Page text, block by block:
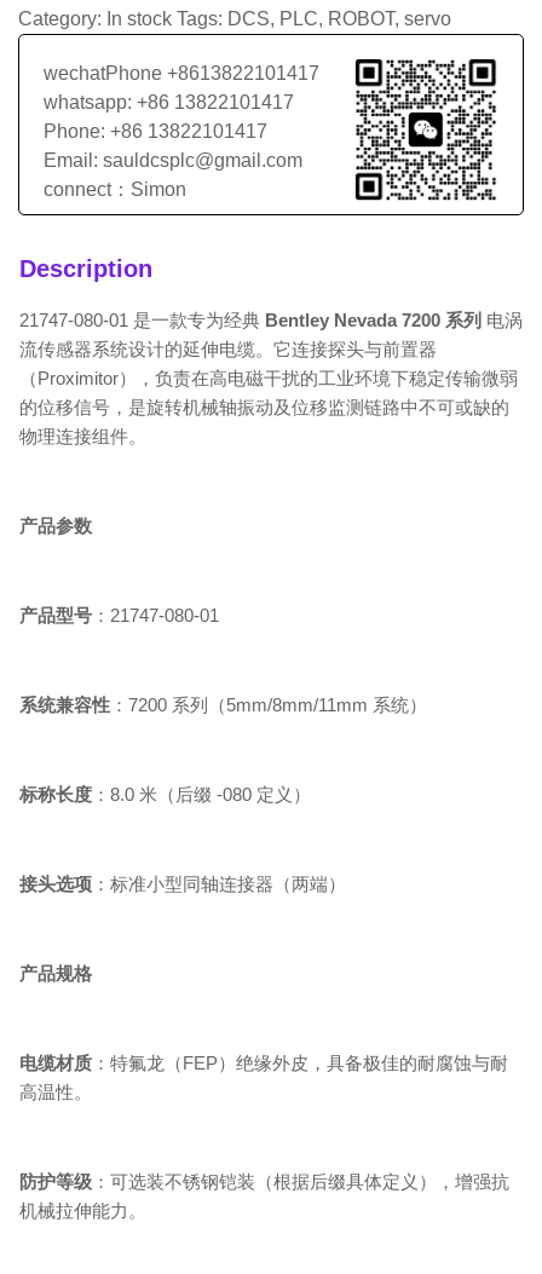
Category: In stock Tags: DCS, PLC, ROBOT, servo
wechatPhone +8613822101417
whatsapp: +86 13822101417
Phone: +86 13822101417
Email: sauldcsplc@gmail.com
connect：Simon
Description
21747-080-01 是一款专为经典 Bentley Nevada 7200 系列 电涡
流传感器系统设计的延伸电缆。它连接探头与前置器
（Proximitor），负责在高电磁干扰的工业环境下稳定传输微弱
的位移信号，是旋转机械轴振动及位移监测链路中不可或缺的
物理连接组件。
产品参数
产品型号 ：21747-080-01
系统兼容性 ：7200 系列（5mm/8mm/11mm 系统）
标称长度 ：8.0 米（后缀 -080 定义）
接头选项 ：标准小型同轴连接器（两端）
产品规格
电缆材质 ：特氟龙（FEP）绝缘外皮，具备极佳的耐腐蚀与耐
高温性。
防护等级 ：可选装不锈钢铠装（根据后缀具体定义），增强抗
机械拉伸能力。